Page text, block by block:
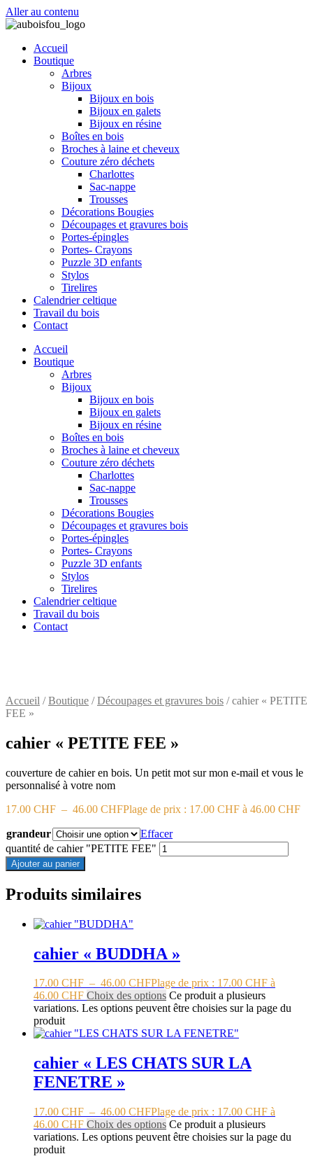
Aller au contenu
Accueil
Boutique
Arbres
Bijoux
Bijoux en bois
Bijoux en galets
Bijoux en résine
Boîtes en bois
Broches à laine et cheveux
Couture zéro déchets
Charlottes
Sac-nappe
Trousses
Décorations Bougies
Découpages et gravures bois
Portes-épingles
Portes- Crayons
Puzzle 3D enfants
Stylos
Tirelires
Calendrier celtique
Travail du bois
Contact
Accueil
Boutique
Arbres
Bijoux
Bijoux en bois
Bijoux en galets
Bijoux en résine
Boîtes en bois
Broches à laine et cheveux
Couture zéro déchets
Charlottes
Sac-nappe
Trousses
Décorations Bougies
Découpages et gravures bois
Portes-épingles
Portes- Crayons
Puzzle 3D enfants
Stylos
Tirelires
Calendrier celtique
Travail du bois
Contact
Accueil /Boutique /Découpages et gravures bois / cahier « PETITE
FEE »
cahier « PETITE FEE »
couverture de cahier en bois. Un petit mot sur mon e-mail et vous le
personnalisé à votre nom
17.00 CHF – 46.00 CHFPlage de prix : 17.00 CHF à 46.00 CHF
grandeur
Effacer
quantité de cahier "PETITE FEE"
Ajouter au panier
Produits similaires
cahier « BUDDHA »
17.00 CHF – 46.00 CHFPlage de prix : 17.00 CHF à
46.00 CHF Choix des options Ce produit a plusieurs
variations. Les options peuvent être choisies sur la page du
produit
cahier « LES CHATS SUR LA
FENETRE »
17.00 CHF – 46.00 CHFPlage de prix : 17.00 CHF à
46.00 CHF Choix des options Ce produit a plusieurs
variations. Les options peuvent être choisies sur la page du
produit